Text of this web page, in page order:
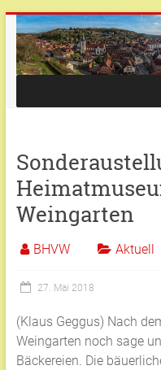
Zum
Inhalt
springen
Bürger-
und
Weingarten
Weingarten
BHVW Aktuell
27. Mai 2018
(Klaus Geggus) Nach
Weingarten noch sage
Bäckereien. Die